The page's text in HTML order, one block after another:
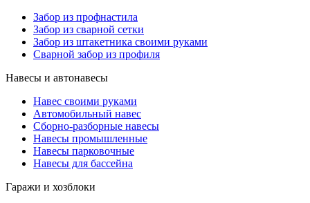
Забор из профнастила
Забор из сварной сетки
Забор из штакетника своими руками
Сварной забор из профиля
Навесы и автонавесы
Навес своими руками
Автомобильный навес
Сборно-разборные навесы
Навесы промышленные
Навесы парковочные
Навесы для бассейна
Гаражи и хозблоки